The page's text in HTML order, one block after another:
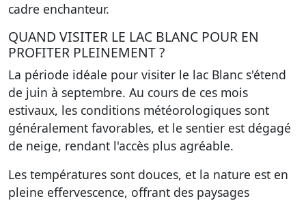
cadre enchanteur.
QUAND VISITER LE LAC BLANC POUR EN
PROFITER PLEINEMENT ?
La période idéale pour visiter le lac Blanc s'étend
de juin à septembre. Au cours de ces mois
estivaux, les conditions météorologiques sont
généralement favorables, et le sentier est dégagé
de neige, rendant l'accès plus agréable.
Les températures sont douces, et la nature est en
pleine effervescence, offrant des paysages